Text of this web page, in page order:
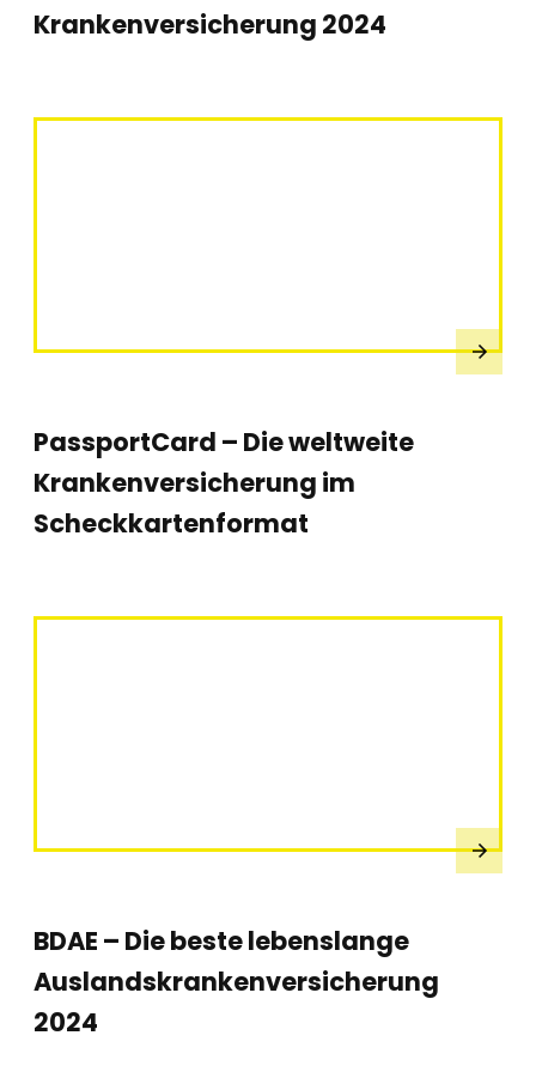
Krankenversicherung 2024
PassportCard – Die weltweite
Krankenversicherung im
Scheckkartenformat
BDAE – Die beste lebenslange
Auslandskrankenversicherung
2024